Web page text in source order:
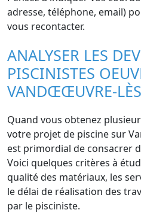
adresse, téléphone, email)
vous recontacter.
ANALYSER LES
PISCINISTES
VANDŒŒUVRE-
Quand vous obtenez
votre projet de piscine sur
est primordial de consacrer
Voici quelques critères à
qualité des matériaux, les
le délai de réalisation des
par le pisciniste.